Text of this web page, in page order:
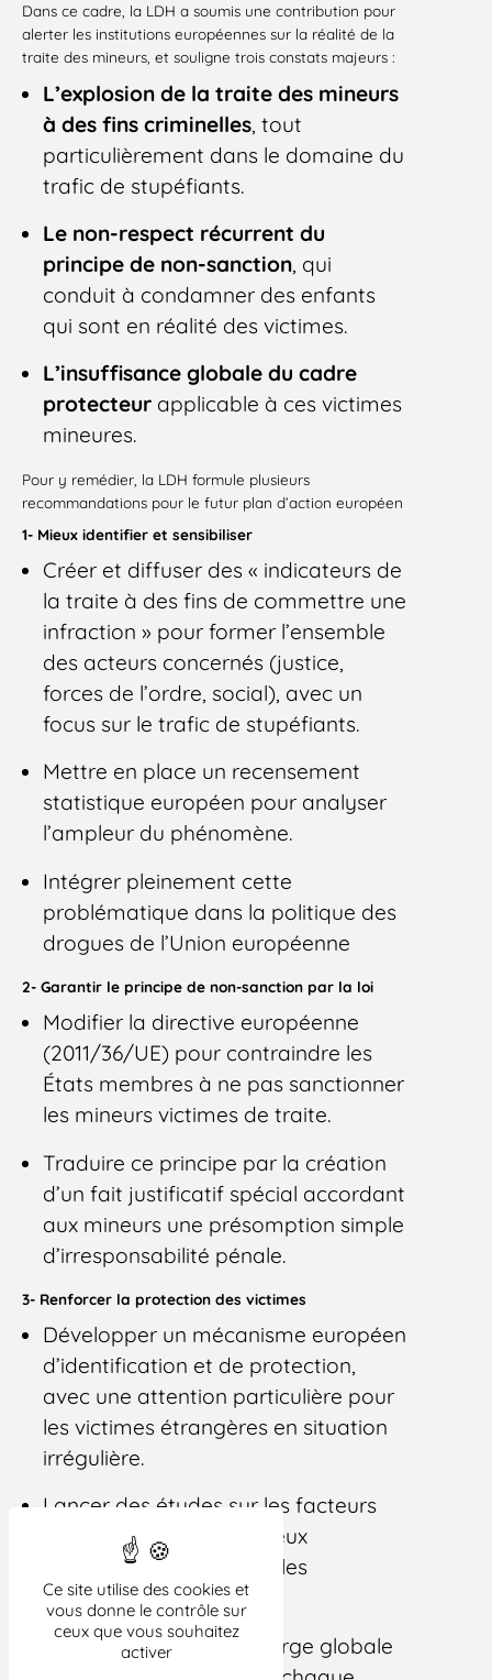
Ce site utilise des cookies et
vous donne le contrôle sur
ceux que vous souhaitez
activer
Dans ce cadre, la LDH a soumis une contribution pour
alerter les institutions européennes sur la réalité de la
traite des mineurs, et souligne trois constats majeurs :
L’explosion de la traite des mineurs
à des fins criminelles, tout
particulièrement dans le domaine du
trafic de stupéfiants.
Le non-respect récurrent du
principe de non-sanction, qui
conduit à condamner des enfants
qui sont en réalité des victimes.
L’insuffisance globale du cadre
protecteur applicable à ces victimes
mineures.
Pour y remédier, la LDH formule plusieurs
recommandations pour le futur plan d’action européen
1- Mieux identifier et sensibiliser
Créer et diffuser des « indicateurs de
la traite à des fins de commettre une
infraction » pour former l’ensemble
des acteurs concernés (justice,
forces de l’ordre, social), avec un
focus sur le trafic de stupéfiants.
Mettre en place un recensement
statistique européen pour analyser
l’ampleur du phénomène.
Intégrer pleinement cette
problématique dans la politique des
drogues de l’Union européenne
2- Garantir le principe de non-sanction par la loi
Modifier la directive européenne
(2011/36/UE) pour contraindre les
États membres à ne pas sanctionner
les mineurs victimes de traite.
Traduire ce principe par la création
d’un fait justificatif spécial accordant
aux mineurs une présomption simple
d’irresponsabilité pénale.
3- Renforcer la protection des victimes
Développer un mécanisme européen
d’identification et de protection,
avec une attention particulière pour
les victimes étrangères en situation
irrégulière.
Lancer des études sur les facteurs
de vulnérabilité pour mieux
comprendre et prévenir les
phénomènes de traite.
Assurer une prise en charge globale